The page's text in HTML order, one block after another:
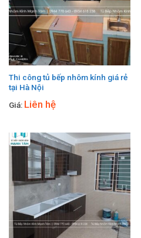
Thi công tủ bếp nhôm kính giá rẻ
tại Hà Nội
Giá: Liên hệ